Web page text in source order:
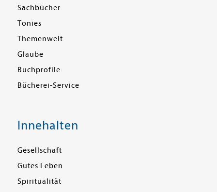
Sachbücher
Tonies
Themenwelt
Glaube
Buchprofile
Bücherei-Service
Innehalten
Gesellschaft
Gutes Leben
Spiritualität